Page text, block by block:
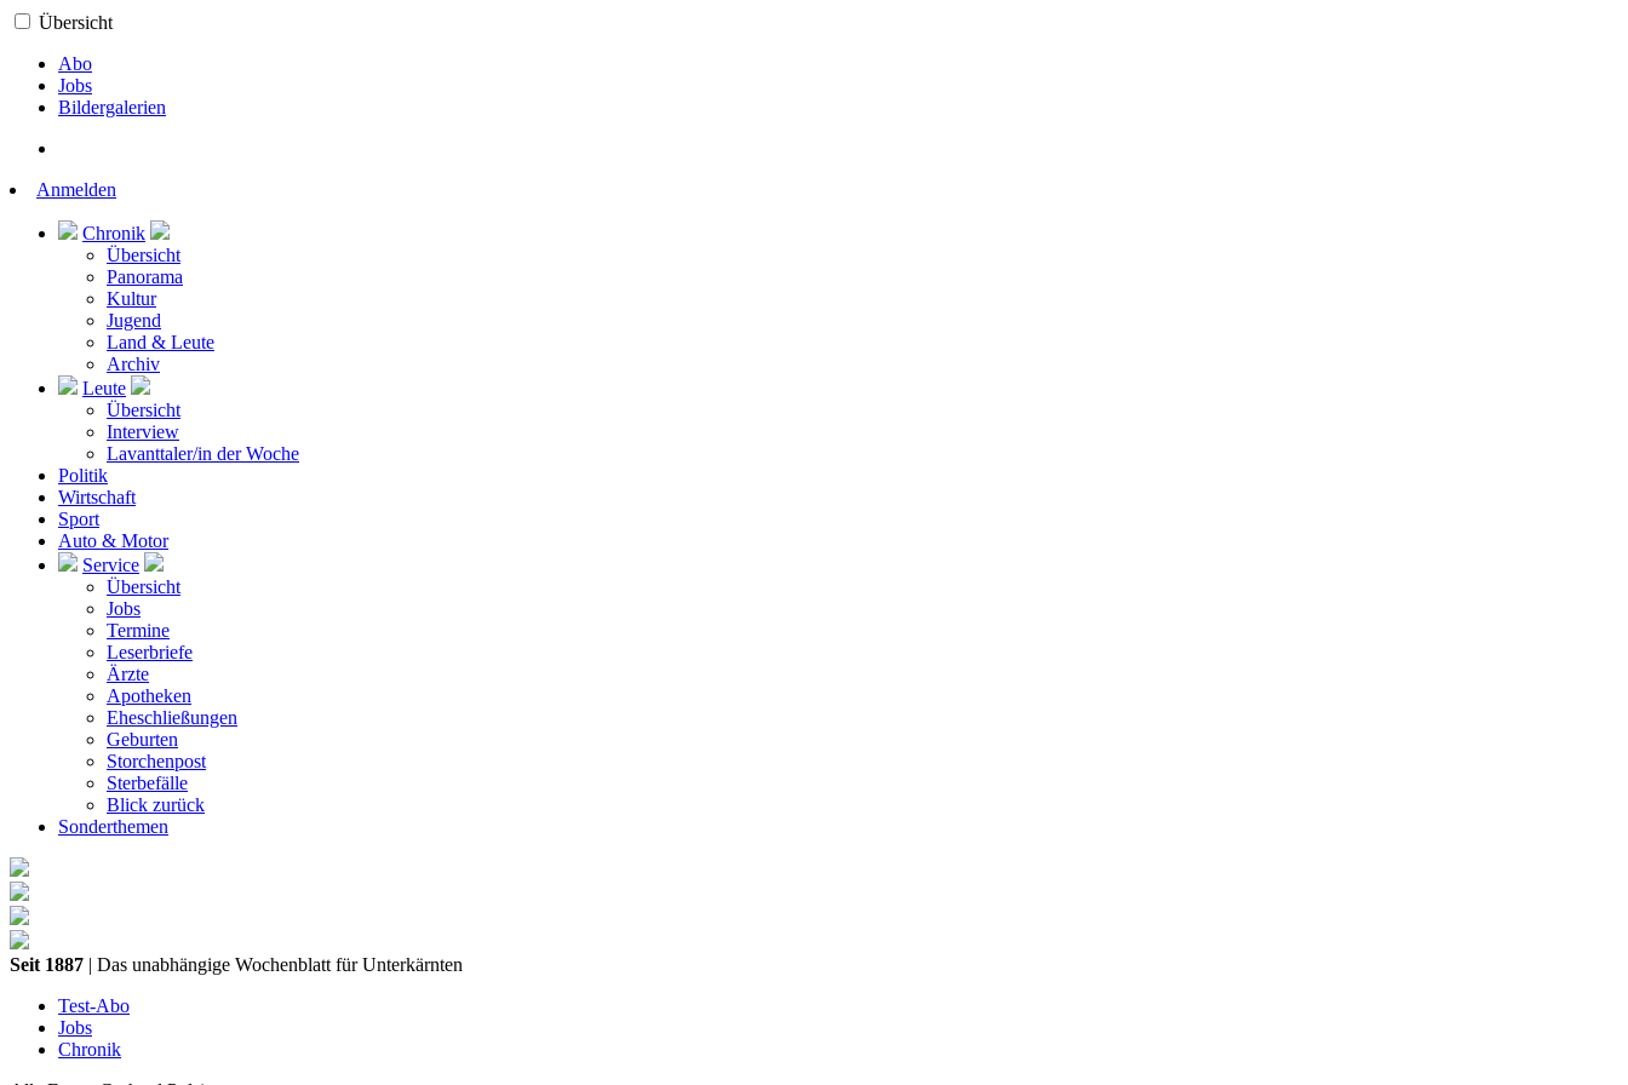
Übersicht
Abo
Jobs
Bildergalerien
Anmelden
Chronik
Übersicht
Panorama
Kultur
Jugend
Land & Leute
Archiv
Leute
Übersicht
Interview
Lavanttaler/in der Woche
Politik
Wirtschaft
Sport
Auto & Motor
Service
Übersicht
Jobs
Termine
Leserbriefe
Ärzte
Apotheken
Eheschließungen
Geburten
Storchenpost
Sterbefälle
Blick zurück
Sonderthemen
Seit 1887 | Das unabhängige Wochenblatt für Unterkärnten
Test-Abo
Jobs
Chronik